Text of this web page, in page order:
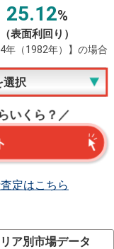
25.12%
（表面利回り）
年（1982年）】の場合
いくら？／
定はこちら
ア別市場データ